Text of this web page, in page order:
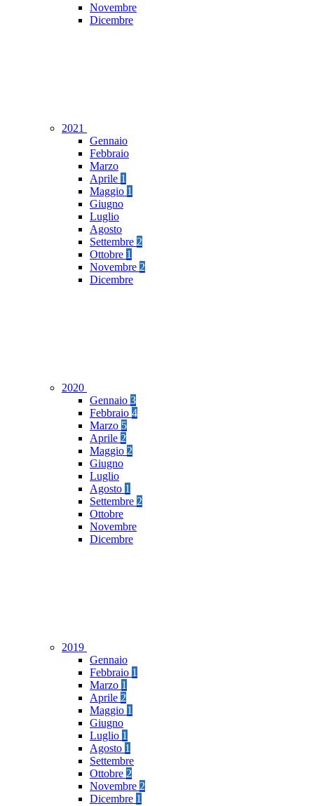
Novembre
Dicembre
2021
Gennaio
Febbraio
Marzo
Aprile 1
Maggio 1
Giugno
Luglio
Agosto
Settembre 2
Ottobre 1
Novembre 2
Dicembre
2020
Gennaio 3
Febbraio 4
Marzo 5
Aprile 2
Maggio 2
Giugno
Luglio
Agosto 1
Settembre 2
Ottobre
Novembre
Dicembre
2019
Gennaio
Febbraio 1
Marzo 1
Aprile 2
Maggio 1
Giugno
Luglio 1
Agosto 1
Settembre
Ottobre 2
Novembre 2
Dicembre 1